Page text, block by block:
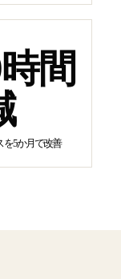
間
を5か月で改善